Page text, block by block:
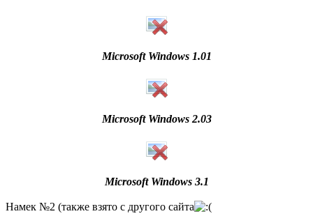
Microsoft Windows 1.01
Microsoft Windows 2.03
Microsoft Windows 3.1
Намек №2 (также взято с другого сайта